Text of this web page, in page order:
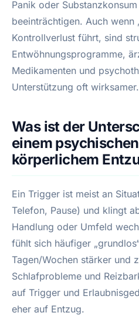
Panik oder
beeinträchtigen. Auch wenn
Kontrollverlust führt, sind
Entwöhnungsprogramme,
Medikamenten und
Unterstützung oft wirksamer.
Was ist der
einem
körperlichem
Ein Trigger ist meist an
Telefon, Pause) und klingt
Handlung oder Umfeld
fühlt sich häufiger
Tagen/Wochen stärker und
Schlafprobleme und
auf Trigger und
eher auf Entzug.